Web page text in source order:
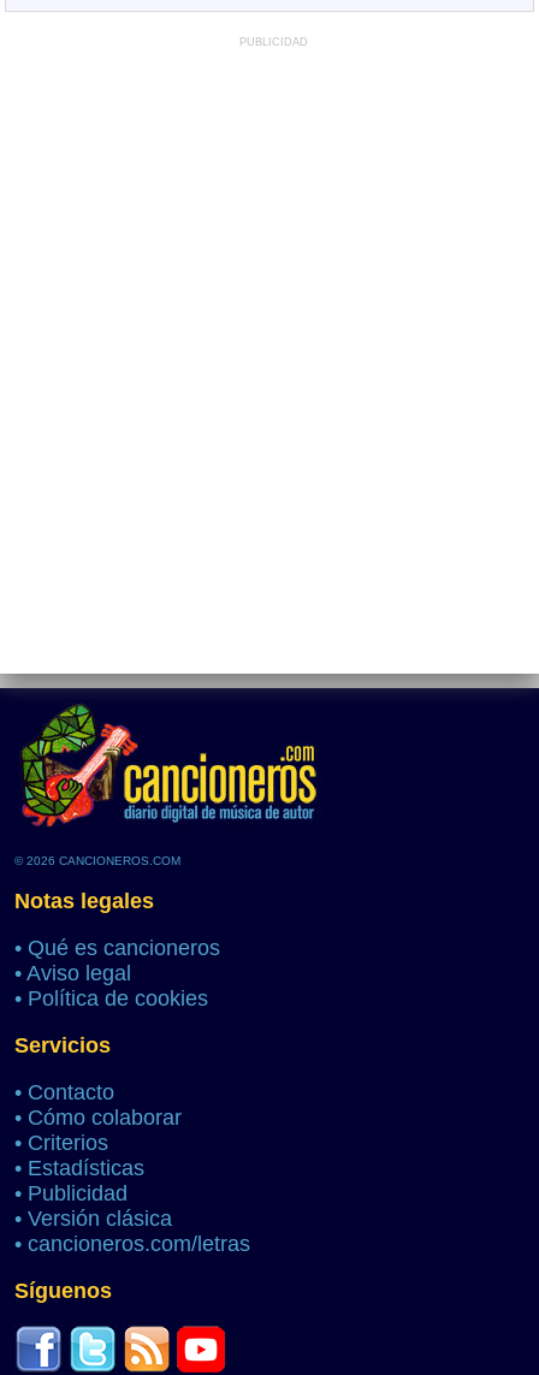
PUBLICIDAD
© 2026 CANCIONEROS.COM
Notas legales
• Qué es cancioneros
• Aviso legal
• Política de cookies
Servicios
• Contacto
• Cómo colaborar
• Criterios
• Estadísticas
• Publicidad
• Versión clásica
• cancioneros.com/letras
Síguenos